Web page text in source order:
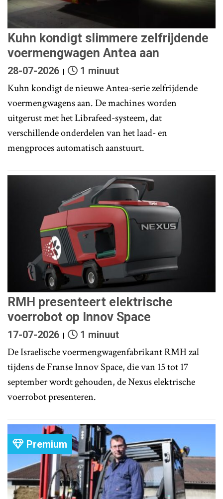
Kuhn kondigt slimmere zelfrijdende
voermengwagen Antea aan
28-07-2026 1 minuut
Kuhn kondigt de nieuwe Antea-serie zelfrijdende
voermengwagens aan. De machines worden
uitgerust met het Librafeed-systeem, dat
verschillende onderdelen van het laad- en
mengproces automatisch aanstuurt.
RMH presenteert elektrische
voerrobot op Innov Space
17-07-2026 1 minuut
De Israelische voermengwagenfabrikant RMH zal
tijdens de Franse Innov Space, die van 15 tot 17
september wordt gehouden, de Nexus elektrische
voerrobot presenteren.
Premium